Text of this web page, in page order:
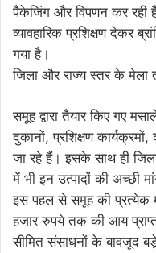
पैकेजिंग और विपणन कर रही
व्यावहारिक प्रशिक्षण देकर
गया है।
जिला और राज्य स्तर के मेला
समूह द्वारा तैयार किए गए
दुकानों, प्रशिक्षण
जा रहे हैं। इसके साथ ही
में भी इन उत्पादों की अच्छी
इस पहल से समूह की प्रत्येक
हजार रुपये तक की आय प्राप्त
सीमित संसाधनों के बावजूद